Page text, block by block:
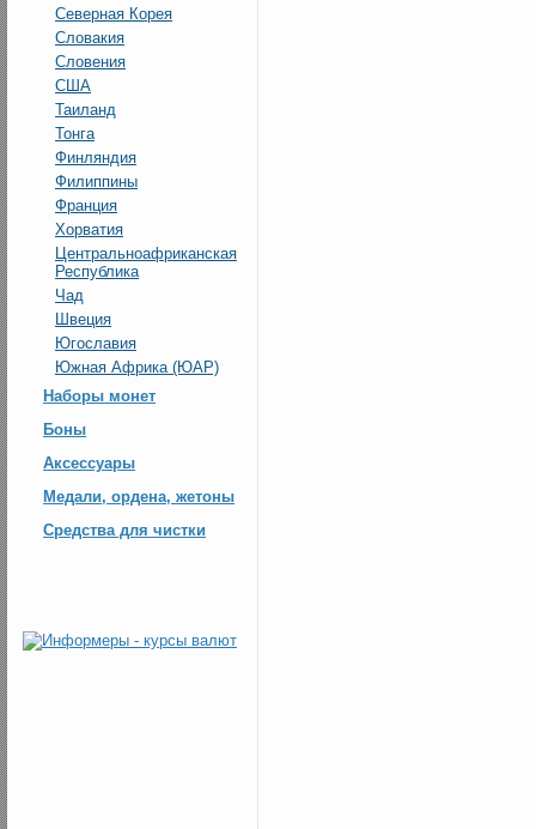
Северная Корея
Словакия
Словения
США
Таиланд
Тонга
Финляндия
Филиппины
Франция
Хорватия
Центральноафриканская
Республика
Чад
Швеция
Югославия
Южная Африка (ЮАР)
Наборы монет
Боны
Аксессуары
Медали, ордена, жетоны
Средства для чистки